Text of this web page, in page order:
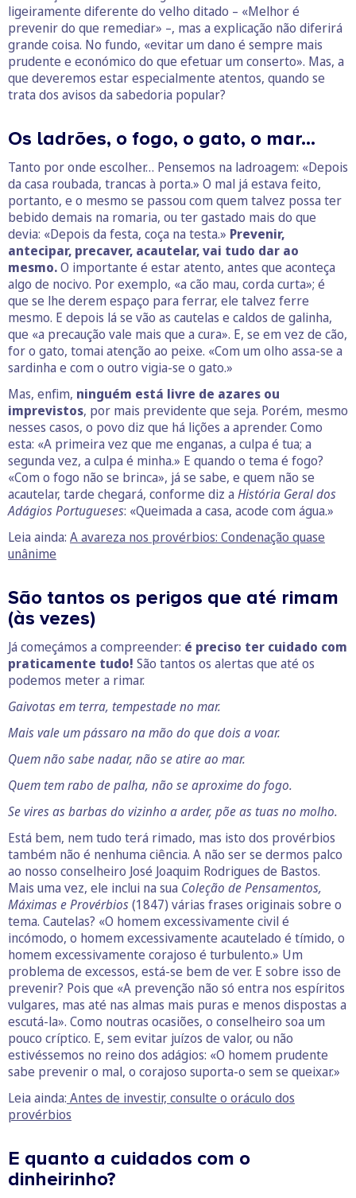
ligeiramente diferente do velho ditado – «Melhor é
prevenir do que remediar» –, mas a explicação não diferirá
grande coisa. No fundo, «evitar um dano é sempre mais
prudente e económico do que efetuar um conserto». Mas, a
que deveremos estar especialmente atentos, quando se
trata dos avisos da sabedoria popular?
Os ladrões, o fogo, o gato, o mar…
Tanto por onde escolher… Pensemos na ladroagem: «Depois
da casa roubada, trancas à porta.» O mal já estava feito,
portanto, e o mesmo se passou com quem talvez possa ter
bebido demais na romaria, ou ter gastado mais do que
devia: «Depois da festa, coça na testa.» Prevenir,
antecipar, precaver, acautelar, vai tudo dar ao
mesmo.O importante é estar atento, antes que aconteça
algo de nocivo. Por exemplo, «a cão mau, corda curta»; é
que se lhe derem espaço para ferrar, ele talvez ferre
mesmo. E depois lá se vão as cautelas e caldos de galinha,
que «a precaução vale mais que a cura». E, se em vez de cão,
for o gato, tomai atenção ao peixe. «Com um olho assa-se a
sardinha e com o outro vigia-se o gato.»
Mas, enfim, ninguém está livre de azares ou
imprevistos, por mais previdente que seja. Porém, mesmo
nesses casos, o povo diz que há lições a aprender. Como
esta: «A primeira vez que me enganas, a culpa é tua; a
segunda vez, a culpa é minha.» E quando o tema é fogo?
«Com o fogo não se brinca», já se sabe, e quem não se
acautelar, tarde chegará, conforme diz a História Geral dos
Adágios Portugueses: «Queimada a casa, acode com água.»
Leia ainda: A avareza nos provérbios: Condenação quase
unânime
São tantos os perigos que até rimam
(às vezes)
Já começámos a compreender: é preciso ter cuidado com
praticamente tudo! São tantos os alertas que até os
podemos meter a rimar.
Gaivotas em terra, tempestade no mar.
Mais vale um pássaro na mão do que dois a voar.
Quem não sabe nadar, não se atire ao mar.
Quem tem rabo de palha, não se aproxime do fogo.
Se vires as barbas do vizinho a arder, põe as tuas no molho.
Está bem, nem tudo terá rimado, mas isto dos provérbios
também não é nenhuma ciência. A não ser se dermos palco
ao nosso conselheiro José Joaquim Rodrigues de Bastos.
Mais uma vez, ele inclui na sua Coleção de Pensamentos,
Máximas e Provérbios(1847) várias frases originais sobre o
tema. Cautelas? «O homem excessivamente civil é
incómodo, o homem excessivamente acautelado é tímido, o
homem excessivamente corajoso é turbulento.» Um
problema de excessos, está-se bem de ver. E sobre isso de
prevenir? Pois que «A prevenção não só entra nos espíritos
vulgares, mas até nas almas mais puras e menos dispostas a
escutá-la». Como noutras ocasiões, o conselheiro soa um
pouco críptico. E, sem evitar juízos de valor, ou não
estivéssemos no reino dos adágios: «O homem prudente
sabe prevenir o mal, o corajoso suporta-o sem se queixar.»
Leia ainda: Antes de investir, consulte o oráculo dos
provérbios
E quanto a cuidados com o
dinheirinho?